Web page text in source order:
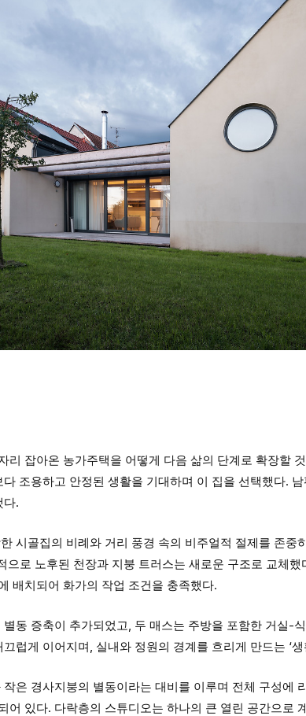
리 잡아온 농가주택을 어떻게 다음 삶의 단계로 확장할
조용하고 안정된 생활을 기대하며 이 집을 선택했다.
다.
시골집의 비례와 거리 풍경 속의 비주얼적 절제를 존중
으로 노후된 천장과 지붕 트러스는 새로운 구조로 교체
배치되어 화가의 작업 조건을 충족했다.
동 증축이 추가되었고, 두 매스는 주방을 포함한 거실-
럽게 이어지며, 실내와 정원의 경계를 흐리게 만드는 ‘
은 경사지붕의 별동이라는 대비를 이루며 전체 구성에
어 있다. 다락층의 스튜디오는 하나의 큰 열린 공간으로